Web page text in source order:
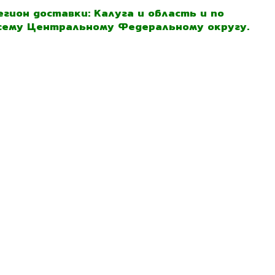
доставки: Калуга и область и по
Центральному Федеральному округу.